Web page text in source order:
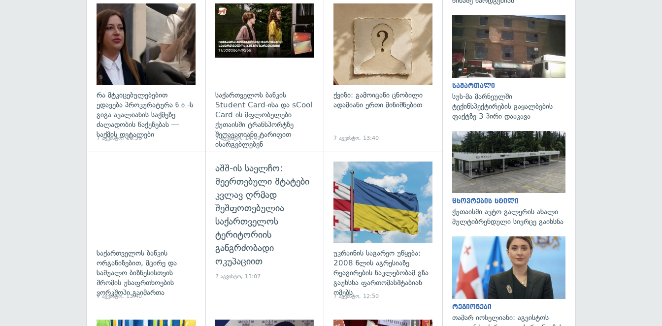
გადახედვა
რა მტკიცებულებებით
ედავება პროკურატურა ნ.ი.-ს
გიგა ავალიანის საქმეზე
ძალადობის წაქეზებას —
საქმის დეტალები
7 აგვისტო, 16:50
საქართველოს ბანკის
Student Card-ისა და sCool
Card-ის მფლობელები
ქუთაისში ტრანსპორტზე
შეღავათიანი ტარიფით
ისარგებლებენ
7 აგვისტო, 14:49
ქვიზი: გამოიცანი ცნობილი
ადამიანი ერთი მინიშნებით
7 აგვისტო, 13:40
საქართველოს ბანკის
ორგანიზებით, მცირე და
საშუალო ბიზნესისთვის
შრომის უსაფრთხოების
ვორკშოპი გაიმართა
7 აგვისტო, 13:40
აშშ-ის საელჩო:
შეერთებული შტატები
კვლავ ღრმად
შეშფოთებულია
საქართველოს
ტერიტორიის
განგრძობადი
ოკუპაციით
7 აგვისტო, 13:07
გადახედვა
უკრაინის საგარეო უწყება:
2008 წლის აგრესიაზე
რეაგირების ნაკლებობამ გზა
გაუხსნა ფართომასშტაბიან
ომებს
7 აგვისტო, 12:50
სამართალი
სუს-მა მარნეულში
ტექინსპექტირების გაყალბების
ფაქტზე 3 პირი დააკავა
ცხოვრების სტილი
ქუთაისში ავტო გალერის ახალი
მულტიბრენდული სივრცე გაიხსნა
რეგიონები
თამარ იოსელიანი: აგვისტოს